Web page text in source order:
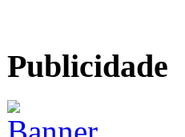
Publicidade